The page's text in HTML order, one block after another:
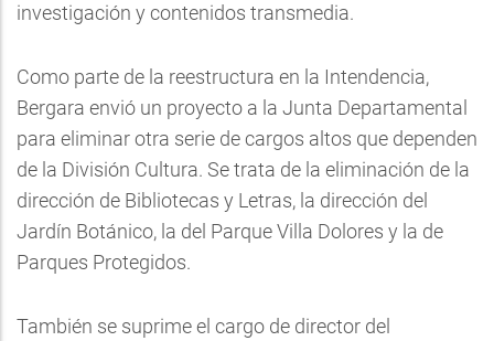
investigación y contenidos transmedia.
Como parte de la reestructura en la Intendencia,
Bergara envió un proyecto a la Junta Departamental
para eliminar otra serie de cargos altos que dependen
de la División Cultura. Se trata de la eliminación de la
dirección de Bibliotecas y Letras, la dirección del
Jardín Botánico, la del Parque Villa Dolores y la de
Parques Protegidos.
También se suprime el cargo de director del